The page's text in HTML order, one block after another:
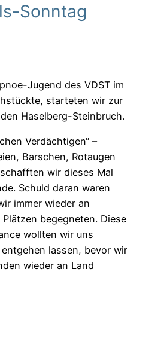
Sonntag
Jugend des VDST im
starteten wir zur
Haselberg-Steinbruch.
Verdächtigen“ –
Barschen, Rotaugen
wir dieses Mal
Schuld daran waren
immer wieder an
begegneten. Diese
wollten wir uns
lassen, bevor wir
wieder an Land